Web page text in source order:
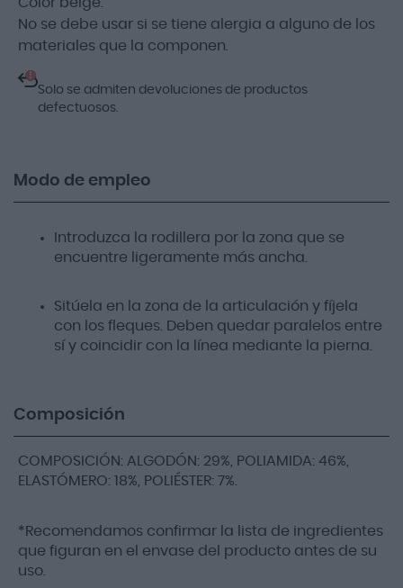
No se debe usar si se tiene alergia a alguno de los
materiales que la componen.
!
Solo se admiten devoluciones de productos
defectuosos.
Modo de empleo
Introduzca la rodillera por la zona que se
encuentre ligeramente más ancha.
Sitúela en la zona de la articulación y fíjela
con los fleques. Deben quedar paralelos entre
sí y coincidir con la línea mediante la pierna.
Composición
COMPOSICIÓN: ALGODÓN: 29%, POLIAMIDA: 46%,
ELASTÓMERO: 18%, POLIÉSTER: 7%.
*Recomendamos confirmar la lista de ingredientes
que figuran en el envase del producto antes de su
uso.